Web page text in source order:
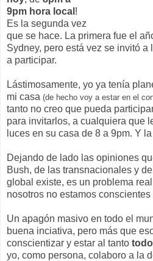
9pm hora local !
Es la segunda vez
que se hace. La primera fue el
Sydney, pero está vez se invitó a
a participar.
Lástimosamente, yo ya tenía
mi casa (de hecho voy a estar en el
tanto no creo que pueda
para invitarlos, a cualquiera que
luces en su casa de 8 a 9pm. Y
Dejando de lado las opiniones
Bush, de las transnacionales y
global existe, es un problema
nosotros no estamos conscientes
Un apagón masivo en todo el
buena inciativa, pero más que
conscientizar y estar al tanto
yo, como persona, colaboro a la